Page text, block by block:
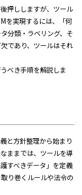
押ししますが、ツール
を実現するには、「何
分類・ラベリング、そ
であり、ツールはそれ
べき手順を解説しま
と方針整理から始まり
ままでは、ツールを導
すべきデータ」を定義
り巻くルールや法令の